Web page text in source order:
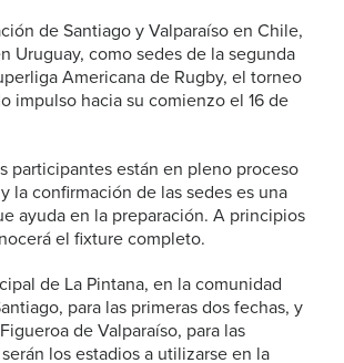
de Santiago y Valparaíso en Chile,
Uruguay, como sedes de la segunda
Americana de Rugby, el torneo
impulso hacia su comienzo el 16 de
participantes están en pleno proceso
la confirmación de las sedes es una
ayuda en la preparación. A principios
el fixture completo.
de La Pintana, en la comunidad
para las primeras dos fechas, y
de Valparaíso, para las
los estadios a utilizarse en la